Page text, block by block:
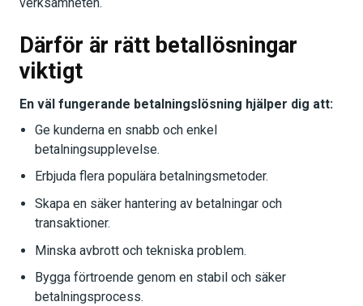
Därför är rätt betallösningar
viktigt
En väl fungerande betalningslösning hjälper dig att:
Ge kunderna en snabb och enkel
betalningsupplevelse.
Erbjuda flera populära betalningsmetoder.
Skapa en säker hantering av betalningar och
transaktioner.
Minska avbrott och tekniska problem.
Bygga förtroende genom en stabil och säker
betalningsprocess.